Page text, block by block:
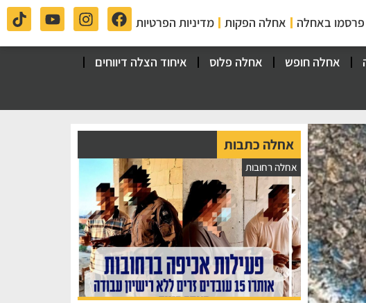
פרסמו באחלה אחלה הפקות מדיניות הפרטיות
אחלה חופש אחלה פלוס
איחוד הצלה דיווחים
אחלה כתבות
אחלה רחובות